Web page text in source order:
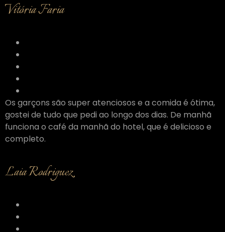
Vitória Faria
Os garçons são super atenciosos e a comida é ótima,
gostei de tudo que pedi ao longo dos dias. De manhã
funciona o café da manhã do hotel, que é delicioso e
completo.
Laia Rodriguez